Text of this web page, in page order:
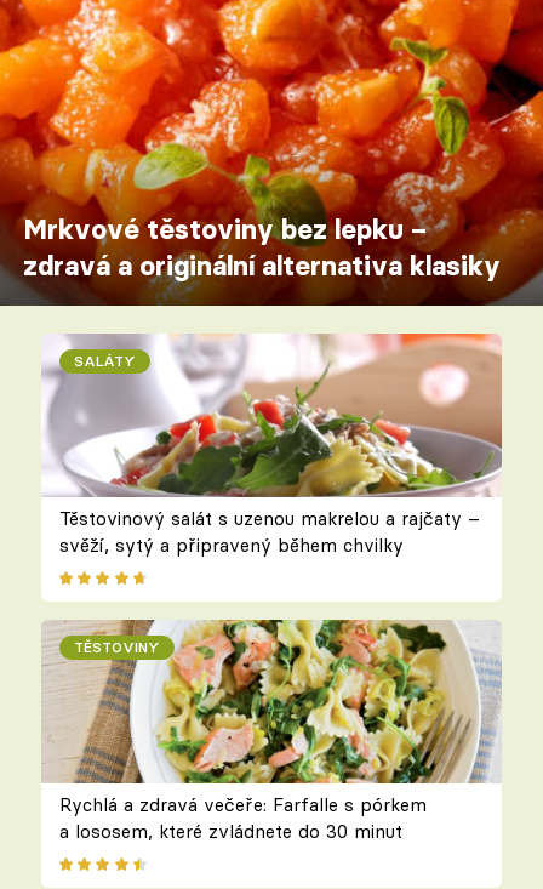
Mrkvové těstoviny bez lepku –
zdravá a originální alternativa klasiky
SALÁTY
Těstovinový salát s uzenou makrelou a rajčaty –
svěží, sytý a připravený během chvilky
TĚSTOVINY
Rychlá a zdravá večeře: Farfalle s pórkem
a lososem, které zvládnete do 30 minut